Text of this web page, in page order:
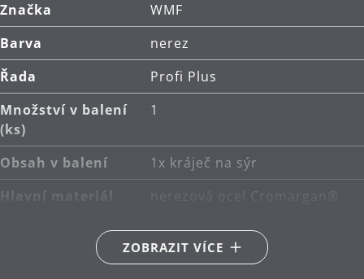
Značka
WMF
Barva
nerez
Řada
Profi Plus
Množství v balení
(ks)
1
Obsah v balení
1x kráječ na sýr
Hlavní materiál
nerezová ocel Cromargan®
Péče o výrobky
lze mýt v myčce
ZOBRAZIT VÍCE